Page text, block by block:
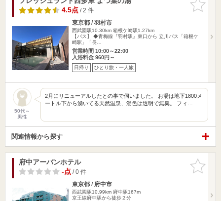
りに追加
4.5点/ 2 件
東京都 / 羽村市
西武園駅10.30km 箱根ケ崎駅1.27km
【バス】 ◆青梅線『羽村駅』東口から 立川バス「箱根ケ
崎駅」「長…
営業時間 10:00～22:00
入浴料金 960円～
日帰り ひとり旅・一人旅
50代～
男性
2月にリニューアルしたとの事で伺いました。 お湯は地下1800メ
ートル下から湧いてる天然温泉、湯色は透明で無臭。 フィ…
関連情報から探す
お気に入
りに追加
府中アーバンホテル
-点/ 0 件
東京都 / 府中市
西武園駅10.99km 府中駅167m
京王線府中駅から徒歩２分